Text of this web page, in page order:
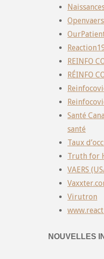
REINFO
RÉINFO
Santé
santé
Taux
Truth for
VAERS
Virutron
NOUVELLES